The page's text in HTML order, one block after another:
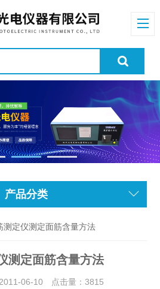
产品分类
测定仪测定面筋含量方法
测定面筋含量方法
06-10 点击量： 3815